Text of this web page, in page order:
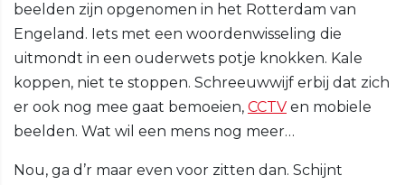
beelden zijn opgenomen in het Rotterdam van
Engeland. Iets met een woordenwisseling die
uitmondt in een ouderwets potje knokken. Kale
koppen, niet te stoppen. Schreeuwwijf erbij dat zich
er ook nog mee gaat bemoeien, CCTV en mobiele
beelden. Wat wil een mens nog meer…
Nou, ga d’r maar even voor zitten dan. Schijnt